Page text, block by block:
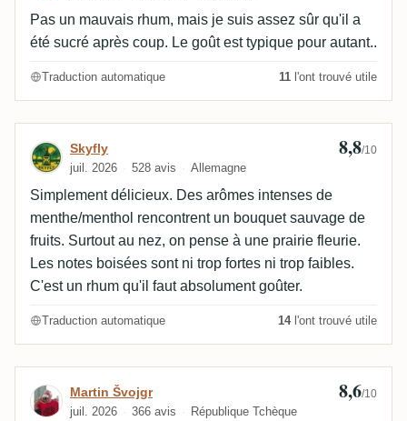
Pas un mauvais rhum, mais je suis assez sûr qu'il a
été sucré après coup. Le goût est typique pour autant..
Traduction automatique 11 l'ont trouvé utile
Avis de Skyfly
Skyfly
juil. 2026 528 avis Allemagne
8,8/10
Simplement délicieux. Des arômes intenses de
menthe/menthol rencontrent un bouquet sauvage de
fruits. Surtout au nez, on pense à une prairie fleurie.
Les notes boisées sont ni trop fortes ni trop faibles.
C'est un rhum qu'il faut absolument goûter.
Traduction automatique 14l'ont trouvé utile
Avis de Martin Švojgr
Martin Švojgr
juil. 2026 366 avis République Tchèque
8,6/10